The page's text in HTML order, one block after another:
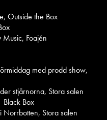
Outside the Box
Foajén
med prodd show,
stjärnorna, Stora salen
Black Box
Stora salen